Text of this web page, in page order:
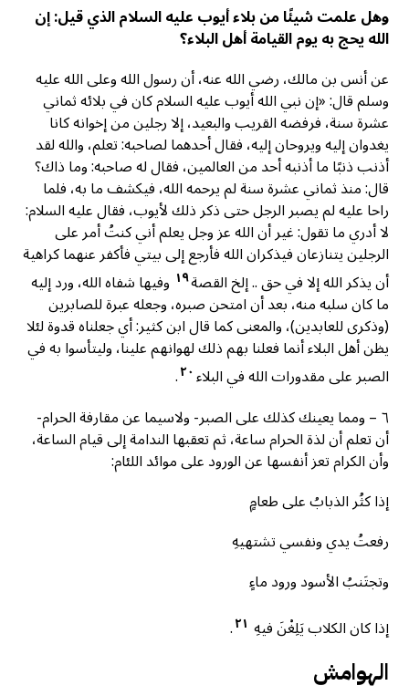
وهل علمت شيئًا من بلاء أيوب عليه السلام الذي قيل: إن
الله يحج به يوم القيامة أهل البلاء؟
عن أنس بن مالك، رضي الله عنه، أن رسول الله وعلى الله عليه
وسلم قال: «إن نبي الله أيوب عليه السلام كان في بلائه ثماني
عشرة سنة، فرفضه القريب والبعيد، إلا رجلين من إخوانه كانا
يغدوان إليه ويروحان إليه، فقال أحدهما لصاحبه: تعلم، والله لقد
أذنب ذنبًا ما أذنبه أحد من العالمين، فقال له صاحبه: وما ذاك؟
قال: منذ ثماني عشرة سنة لم يرحمه الله، فيكشف ما به، فلما
راحا عليه لم يصبر الرجل حتى ذكر ذلك لأيوب، فقال عليه السلام:
لا أدري ما تقول: غير أن الله عز وجل يعلم أني كنتُ أمر على
الرجلين يتنازعان فيذكران الله فأرجع إلى بيتي فأكفر عنهما كراهية
أن يذكر الله إلا في حق .. إلخ القصة١٩ وفيها شفاه الله، ورد إليه
ما كان سلبه منه، بعد أن امتحن صبره، وجعله عبرة للصابرين
(وذكرى للعابدين)، والمعنى كما قال ابن كثير: أي جعلناه قدوة لئلا
يظن أهل البلاء أنما فعلنا بهم ذلك لهوانهم علينا، وليتأسوا به في
الصبر على مقدورات الله في البلاء٢٠.
٦ – ومما يعينك كذلك على الصبر- ولاسيما عن مقارفة الحرام-
أن تعلم أن لذة الحرام ساعة، ثم تعقبها الندامة إلى قيام الساعة،
وأن الكرام تعز أنفسها عن الورود على موائد اللئام:
إذا كثُر الذبابُ على طعامٍ
رفعتُ يدي ونفسي تشتهيهِ
وتجتَنبُ الأسود ورود ماءٍ
إذا كان الكلاب يَلِغْنَ فيهِ ٢١.
الهوامش